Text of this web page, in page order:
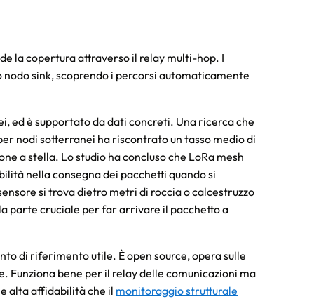
la copertura attraverso il relay multi-hop. I
sink, scoprendo i percorsi automaticamente
ed è supportato da dati concreti. Una ricerca che
nodi sotterranei ha riscontrato un tasso medio di
a stella. Lo studio ha concluso che LoRa mesh
nella consegna dei pacchetti quando si
si trova dietro metri di roccia o calcestruzzo
parte cruciale per far arrivare il pacchetto a
di riferimento utile. È open source, opera sulle
Funziona bene per il relay delle comunicazioni ma
alta affidabilità che il monitoraggio strutturale